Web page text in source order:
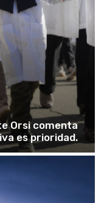
Orsi comenta
es prioridad.